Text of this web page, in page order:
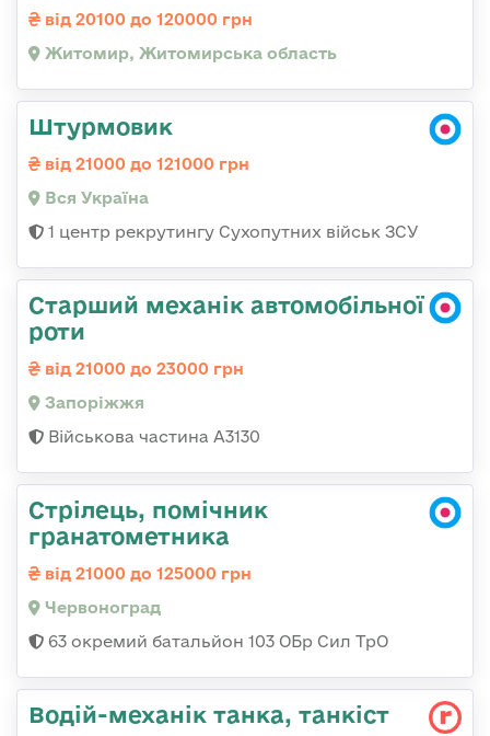
від 20100 до 120000 грн
Житомир, Житомирська область
Штурмовик
від 21000 до 121000 грн
Вся Україна
1 центр рекрутингу Сухопутних військ ЗСУ
Старший механік автомобільної
роти
від 21000 до 23000 грн
Запоріжжя
Військова частина А3130
Стрілець, помічник
гранатометника
від 21000 до 125000 грн
Червоноград
63 окремий батальйон 103 ОБр Сил ТрО
Водій-механік танка, танкіст